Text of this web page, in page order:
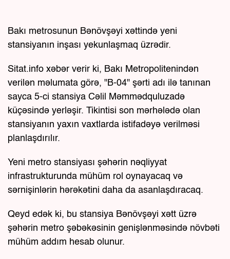
Bakı metrosunun Bənövşəyi xəttində yeni
stansiyanın inşası yekunlaşmaq üzrədir.
Sitat.info xəbər verir ki, Bakı Metropolitenindən
verilən məlumata görə, "B-04" şərti adı ilə tanınan
sayca 5-ci stansiya Cəlil Məmmədquluzadə
küçəsində yerləşir. Tikintisi son mərhələdə olan
stansiyanın yaxın vaxtlarda istifadəyə verilməsi
planlaşdırılır.
Yeni metro stansiyası şəhərin nəqliyyat
infrastrukturunda mühüm rol oynayacaq və
sərnişinlərin hərəkətini daha da asanlaşdıracaq.
Qeyd edək ki, bu stansiya Bənövşəyi xətt üzrə
şəhərin metro şəbəkəsinin genişlənməsində növbəti
mühüm addım hesab olunur.